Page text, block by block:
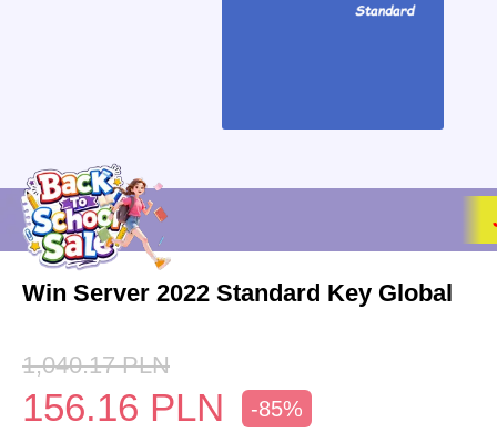
Win Server 2022 Standard Key Global
1,040.17 PLN
156.16 PLN -85%